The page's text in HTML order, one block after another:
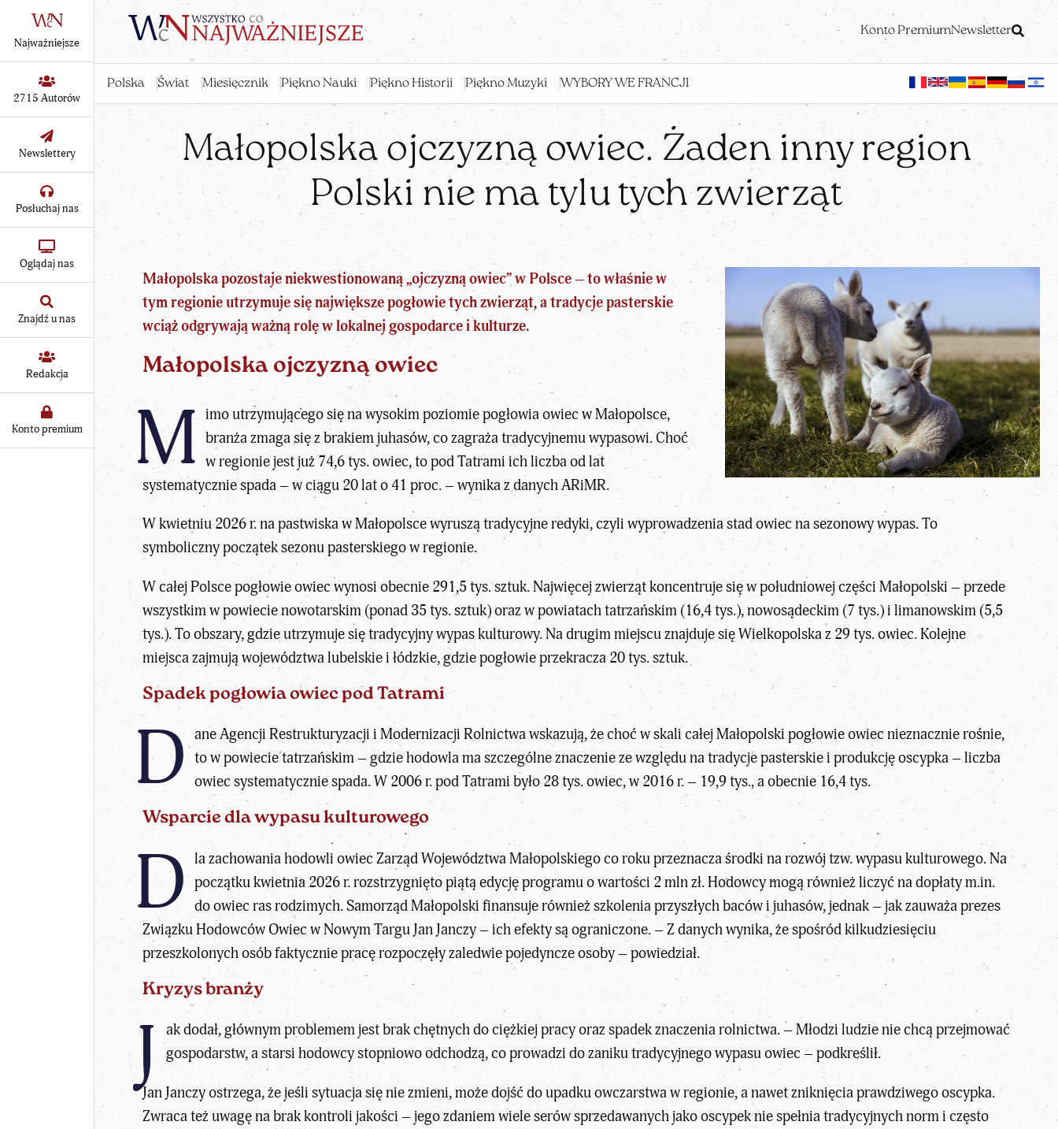
Konto PremiumNewsletter
Polska Świat Miesięcznik Piękno Nauki Piękno Historii Piękno Muzyki WYBORY WE FRANCJI
Najważniejsze
2715 Autorów
Newslettery
Posłuchaj nas
Oglądaj nas
Znajdź u nas
Redakcja
Konto premium
Małopolska ojczyzną owiec. Żaden inny region
Polski nie ma tylu tych zwierząt
Małopolska pozostaje niekwestionowaną „ojczyzną owiec” w Polsce – to właśnie w
tym regionie utrzymuje się największe pogłowie tych zwierząt, a tradycje pasterskie
wciąż odgrywają ważną rolę w lokalnej gospodarce i kulturze.
Małopolska ojczyzną owiec
M imo utrzymującego się na wysokim poziomie pogłowia owiec w Małopolsce,
branża zmaga się z brakiem juhasów, co zagraża tradycyjnemu wypasowi. Choć
w regionie jest już 74,6 tys. owiec, to pod Tatrami ich liczba od lat
systematycznie spada – w ciągu 20 lat o 41 proc. – wynika z danych ARiMR.
W kwietniu 2026 r. na pastwiska w Małopolsce wyruszą tradycyjne redyki, czyli wyprowadzenia stad owiec na sezonowy wypas. To
symboliczny początek sezonu pasterskiego w regionie.
W całej Polsce pogłowie owiec wynosi obecnie 291,5 tys. sztuk. Najwięcej zwierząt koncentruje się w południowej części Małopolski – przede
wszystkim w powiecie nowotarskim (ponad 35 tys. sztuk) oraz w powiatach tatrzańskim (16,4 tys.), nowosądeckim (7 tys.) i limanowskim (5,5
tys.). To obszary, gdzie utrzymuje się tradycyjny wypas kulturowy. Na drugim miejscu znajduje się Wielkopolska z 29 tys. owiec. Kolejne
miejsca zajmują województwa lubelskie i łódzkie, gdzie pogłowie przekracza 20 tys. sztuk.
Spadek pogłowia owiec pod Tatrami
D ane Agencji Restrukturyzacji i Modernizacji Rolnictwa wskazują, że choć w skali całej Małopolski pogłowie owiec nieznacznie rośnie,
to w powiecie tatrzańskim – gdzie hodowla ma szczególne znaczenie ze względu na tradycje pasterskie i produkcję oscypka – liczba
owiec systematycznie spada. W 2006 r. pod Tatrami było 28 tys. owiec, w 2016 r. – 19,9 tys., a obecnie 16,4 tys.
Wsparcie dla wypasu kulturowego
D la zachowania hodowli owiec Zarząd Województwa Małopolskiego co roku przeznacza środki na rozwój tzw. wypasu kulturowego. Na
początku kwietnia 2026 r. rozstrzygnięto piątą edycję programu o wartości 2 mln zł. Hodowcy mogą również liczyć na dopłaty m.in.
do owiec ras rodzimych. Samorząd Małopolski finansuje również szkolenia przyszłych baców i juhasów, jednak – jak zauważa prezes
Związku Hodowców Owiec w Nowym Targu Jan Janczy – ich efekty są ograniczone. – Z danych wynika, że spośród kilkudziesięciu
przeszkolonych osób faktycznie pracę rozpoczęły zaledwie pojedyncze osoby – powiedział.
Kryzys branży
J
ak dodał, głównym problemem jest brak chętnych do ciężkiej pracy oraz spadek znaczenia rolnictwa. – Młodzi ludzie nie chcą przejmować
gospodarstw, a starsi hodowcy stopniowo odchodzą, co prowadzi do zaniku tradycyjnego wypasu owiec – podkreślił.
Jan Janczy ostrzega, że jeśli sytuacja się nie zmieni, może dojść do upadku owczarstwa w regionie, a nawet zniknięcia prawdziwego oscypka.
Zwraca też uwagę na brak kontroli jakości – jego zdaniem wiele serów sprzedawanych jako oscypek nie spełnia tradycyjnych norm i często